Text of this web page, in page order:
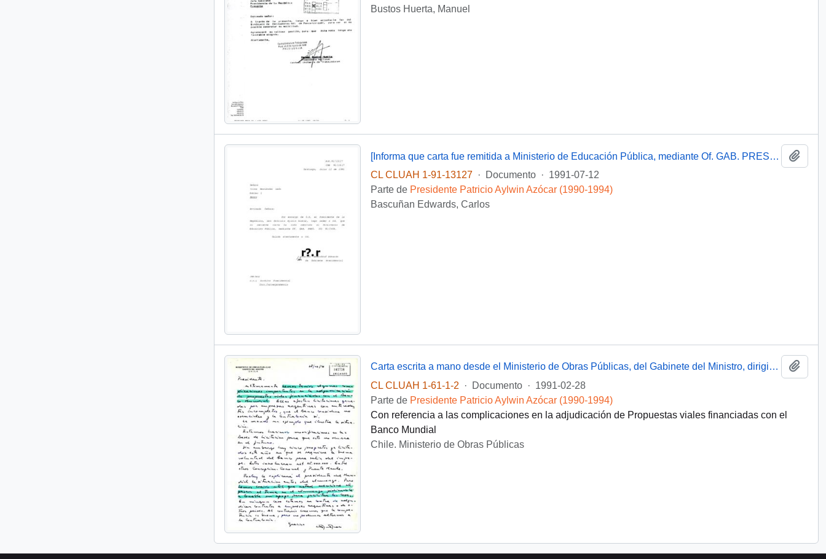
Bustos Huerta, Manuel
[Informa que carta fue remitida a Ministerio de Educación Pública, mediante Of. GAB. PRES. (0) 91/2438]
CL CLUAH 1-91-13127
· Documento · 1991-07-12
Parte de Presidente Patricio Aylwin Azócar (1990-1994)
Bascuñan Edwards, Carlos
Carta escrita a mano desde el Ministerio de Obras Públicas, del Gabinete del Ministro, dirigida al Presidente [de la República de Chile]
CL CLUAH 1-61-1-2
· Documento · 1991-02-28
Parte de Presidente Patricio Aylwin Azócar (1990-1994)
Con referencia a las complicaciones en la adjudicación de Propuestas viales financiadas con el
Banco Mundial
Chile. Ministerio de Obras Públicas